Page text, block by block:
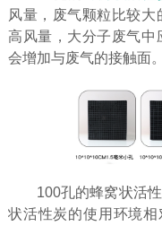
风量，废气颗粒比较
高风量，大分子废气中
会增加与废气的接触面。
100孔的蜂窝状活
状活性炭的使用环境